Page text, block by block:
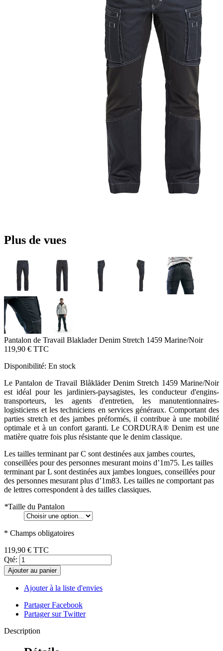
Plus de vues
Pantalon de Travail Blaklader Denim Stretch 1459 Marine/Noir
119,90 € TTC
Disponibilité: En stock
Le Pantalon de Travail Blåkläder Denim Stretch 1459 Marine/Noir
est idéal pour les jardiniers-paysagistes, les conducteur d'engins-
transporteurs, les agents d'entretien, les manutentionnaires-
logisticiens et les techniciens en services généraux. Comportant des
parties stretch et des jambes préformés, il contribue à une mobilité
optimale et à un confort garanti. Le CORDURA® Denim est une
matière quatre fois plus résistante que le denim classique.
Les tailles terminant par C sont destinées aux jambes courtes,
conseillées pour des personnes mesurant moins d’1m75. Les tailles
terminant par L sont destinées aux jambes longues, conseillées pour
des personnes mesurant plus d’1m83. Les tailles ne comportant pas
de lettres correspondent à des tailles classiques.
*Taille du Pantalon
* Champs obligatoires
119,90 € TTC
Qté:
Ajouter au panier
Ajouter à la liste d'envies
Partager Facebook
Partager sur Twitter
Description